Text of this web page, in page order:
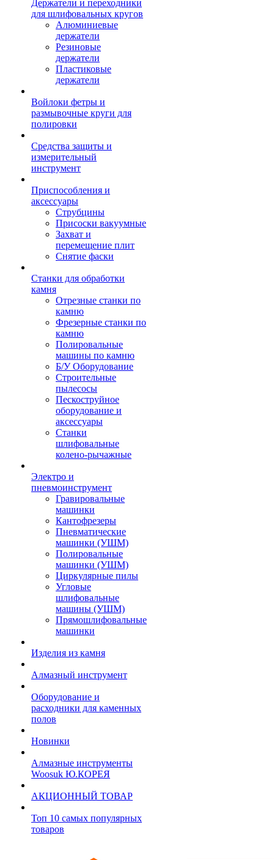
Держатели и переходники
для шлифовальных кругов
Алюминиевые
держатели
Резиновые
держатели
Пластиковые
держатели
Войлоки фетры и
размывочные круги для
полировки
Средства защиты и
измерительный
инструмент
Приспособления и
аксессуары
Струбцины
Присоски вакуумные
Захват и
перемещение плит
Снятие фаски
Станки для обработки
камня
Отрезные станки по
камню
Фрезерные станки по
камню
Полировальные
машины по камню
Б/У Оборудование
Строительные
пылесосы
Пескоструйное
оборудование и
аксессуары
Станки
шлифовальные
колено-рычажные
Электро и
пневмоинструмент
Гравировальные
машинки
Кантофрезеры
Пневматические
машинки (УШМ)
Полировальные
машинки (УШМ)
Циркулярные пилы
Угловые
шлифовальные
машины (УШМ)
Прямошлифовальные
машинки
Изделия из камня
Алмазный инструмент
Оборудование и
расходники для каменных
полов
Новинки
Алмазные инструменты
Woosuk Ю.КОРЕЯ
АКЦИОННЫЙ ТОВАР
Топ 10 самых популярных
товаров